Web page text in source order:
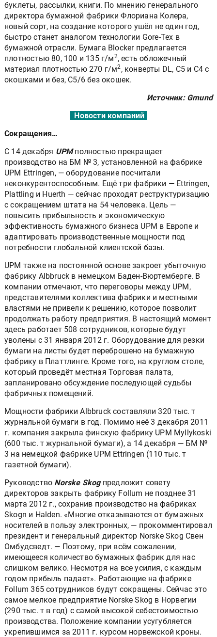
буклеты, рассылки, книги. По мнению генерального
директора бумажной фабрики Флориана Колера,
новый сорт, на создание которого ушёл не один год,
быстро станет аналогом технологии Gore-Tex в
бумажной отрасли. Бумага Blocker предлагается
плотностью 80, 100 и 135 г/м2, есть обложечный
материал плотностью 270 г/м2, конверты DL, C5 и C4 с
окошками и без, C5/6 без окошек.
Источник: Gmund
Новости компаний
Сокращения…
С 14 декабря UPMполностью прекращает
производство на БМ № 3, установленной на фабрике
UPM Ettringen, — оборудование посчитали
неконкурентоспособным. Ещё три фабрики — Ettringen,
Plattling и Huerth — сейчас проходят реструктуризацию
с сокращением штата на 54 человека. Цель —
повысить прибыльность и экономическую
эффективность бумажного бизнеса UPM в Европе и
адаптировать производственные мощности под
потребности глобальной клиентской базы.
UPM также на постоянной основе закроет убыточную
фабрику Albbruck в немецком Баден-Вюртемберге. В
компании отмечают, что переговоры между UPM,
представителями коллектива фабрики и местными
властями не привели к решению, которое позволит
продолжать работу предприятия. В настоящий момент
здесь работает 508 сотрудников, которые будут
уволены с 31 января 2012 г. Оборудование для резки
бумаги на листы будет переброшено на бумажную
фабрику в Платтлинге. Кроме того, на круглом столе,
который проведёт местная Торговая палата,
запланировано обсуждение последующей судьбы
фабричных помещений.
Мощности фабрики Albbruck составляли 320 тыс. т
журнальной бумаги в год. Помимо неё 3 декабря 2011
г. компания закрыла финскую фабрику UPM Myllykoski
(600 тыс. т журнальной бумаги), а 14 декабря — БМ №
3 на немецкой фабрике UPM Ettringen (110 тыс. т
газетной бумаги).
Руководство Norske Skogпредложит совету
директоров закрыть фабрику Follum не позднее 31
марта 2012 г., сохранив производство на фабриках
Skogn и Halden. «Многие отказываются от бумажных
носителей в пользу электронных, — прокомментировал
президент и генеральный директор Norske Skog Свен
Омбудсведт. — Поэтому, при всём сожалении,
имеющееся количество бумажных фабрик для нас
слишком велико. Несмотря на все усилия, с каждым
годом прибыль падает». Работающие на фабрике
Follum 365 сотрудников будут сокращены. Сейчас это
самое мелкое предприятие Norske Skog в Норвегии
(290 тыс. т в год) с самой высокой себестоимостью
производства. Положение компании усугубляется
укрепившимся за 2011 г. курсом норвежской кроны.